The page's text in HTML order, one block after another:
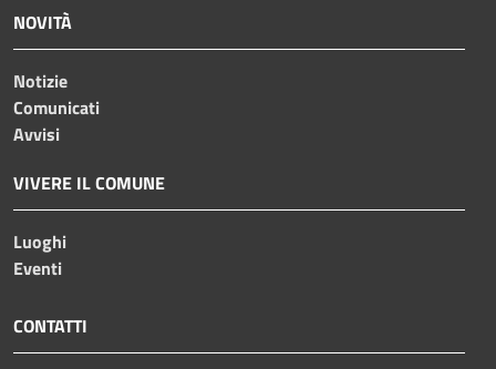
NOVITÀ
Notizie
Comunicati
Avvisi
VIVERE IL COMUNE
Luoghi
Eventi
CONTATTI